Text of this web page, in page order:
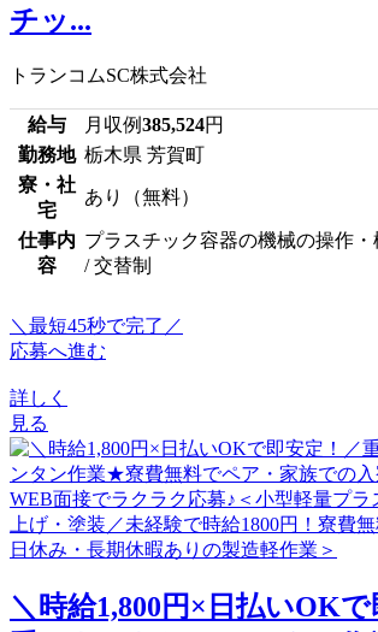
チッ...
トランコムSC株式会社
給与 月収例385,524円
勤務地 栃木県 芳賀町
寮・社
宅
あり（無料）
仕事内
容
プラスチック容器の機械の操作
/ 交替制
＼最短45秒で完了／
応募へ進む
詳しく
見る
＼時給1,800円×日払いOK